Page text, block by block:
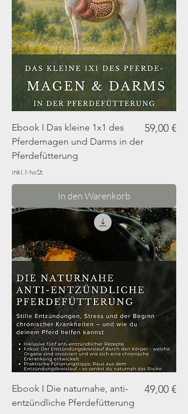
Ebook I Das kleine 1x1 des
Pferdemagen und Darms in der
Pferdefütterung
Preis
59,00 €
inkl. MwSt.
In den Warenkorb
Ebook I Die naturnahe, anti-
entzündliche Pferdefütterung
Preis
49,00 €